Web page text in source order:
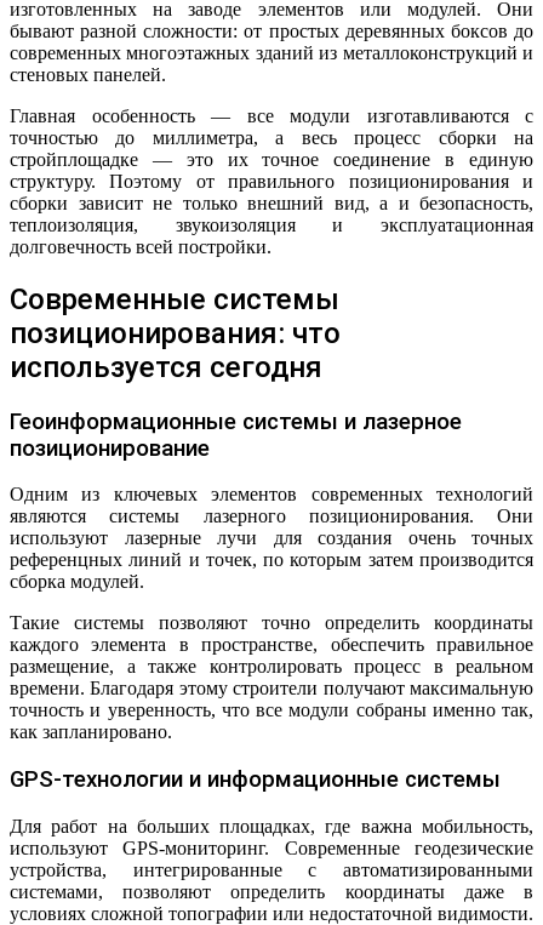
изготовленных на заводе элементов или модулей. Они
бывают разной сложности: от простых деревянных боксов до
современных многоэтажных зданий из металлоконструкций и
стеновых панелей.
Главная особенность — все модули изготавливаются с
точностью до миллиметра, а весь процесс сборки на
стройплощадке — это их точное соединение в единую
структуру. Поэтому от правильного позиционирования и
сборки зависит не только внешний вид, а и безопасность,
теплоизоляция, звукоизоляция и эксплуатационная
долговечность всей постройки.
Современные системы
позиционирования: что
используется сегодня
Геоинформационные системы и лазерное
позиционирование
Одним из ключевых элементов современных технологий
являются системы лазерного позиционирования. Они
используют лазерные лучи для создания очень точных
референцных линий и точек, по которым затем производится
сборка модулей.
Такие системы позволяют точно определить координаты
каждого элемента в пространстве, обеспечить правильное
размещение, а также контролировать процесс в реальном
времени. Благодаря этому строители получают максимальную
точность и уверенность, что все модули собраны именно так,
как запланировано.
GPS-технологии и информационные системы
Для работ на больших площадках, где важна мобильность,
используют GPS-мониторинг. Современные геодезические
устройства, интегрированные с автоматизированными
системами, позволяют определить координаты даже в
условиях сложной топографии или недостаточной видимости.